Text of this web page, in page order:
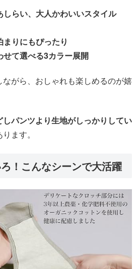
らい、大人かわいいスタイル
りにもぴったり
せて選べる3カラー展開
がら、おしゃれも楽しめるのが嬉
パンツより生地がしっかりしてい
ます。
！こんなシーンで大活躍